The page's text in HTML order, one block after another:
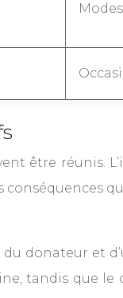
être réunis.
donateur et
tandis que